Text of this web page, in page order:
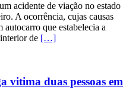
acidente de viação no estado
A ocorrência, cujas causas
autocarro que estabelecia a
de […]
vitima duas pessoas em